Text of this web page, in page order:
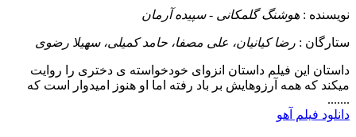
نویسنده : هوشنگ گلمکانی - سپیده آرمان
ستارگان : رضا کیانیان، علی مصفا، حامد کمیلی، سهیلا رضوی
داستان این فیلم داستان انزوای خودخواسته ی دختری را روایت
میکند که همه آرزوهایش بر باد رفته اما او هنوز امیدوار است که
.......
دانلود فیلم آهو